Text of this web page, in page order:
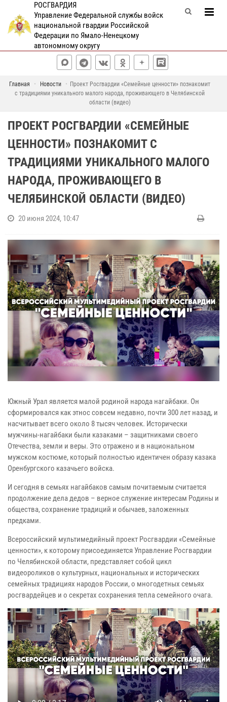
РОСГВАРДИЯ
Управление Федеральной службы войск
национальной гвардии Российской
Федерации по Ямало-Ненецкому
автономному округу
Главная Новости
Проект Росгвардии «Семейные ценности» познакомит
с традициями уникального малого народа, проживающего в Челябинской
области (видео)
ПРОЕКТ РОСГВАРДИИ «СЕМЕЙНЫЕ
ЦЕННОСТИ» ПОЗНАКОМИТ С
ТРАДИЦИЯМИ УНИКАЛЬНОГО МАЛОГО
НАРОДА, ПРОЖИВАЮЩЕГО В
ЧЕЛЯБИНСКОЙ ОБЛАСТИ (ВИДЕО)
20 июня 2024, 10:47
Южный Урал является малой родиной народа нагайбаки. Он
сформировался как этнос совсем недавно, почти 300 лет назад, и
насчитывает всего около 8 тысяч человек. Исторически
мужчины-нагайбаки были казаками – защитниками своего
Отечества, земли и веры. Это отражено и в национальном
мужском костюме, который полностью идентичен образу казака
Оренбургского казачьего войска.
И сегодня в семьях нагайбаков самым почитаемым считается
продолжение дела дедов – верное служение интересам Родины и
общества, сохранение традиций и обычаев, заложенных
предками.
Всероссийский мультимедийный проект Росгвардии «Семейные
ценности», к которому присоединяется Управление Росгвардии
по Челябинской области, представляет собой цикл
видеороликов о культурных, национальных и исторических
семейных традициях народов России, о многодетных семьях
росгвардейцев и о секретах сохранения тепла семейного очага.